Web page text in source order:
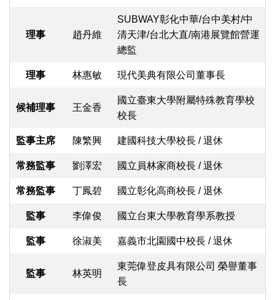
理事 趙丹維
SUBWAY彰化中華/台中美村/中
清天津/台北大直/南港展覽館營運
總監
理事 林惠敏 現代美典有限公司董事長
候補理事 王金香
國立臺東大學附屬特殊教育學校
校長
監事主席 陳繁興 建國科技大學校長 / 退休
常務監事 劉澤宏 國立員林家商校長 / 退休
常務監事 丁鳳碧 國立彰化高商校長 / 退休
監事 李偉俊 國立台東大學教育學系教授
監事 徐淑美 嘉義市北園國中校長 / 退休
監事 林英明
東莞偉登皮具有限公司 榮譽董事
長